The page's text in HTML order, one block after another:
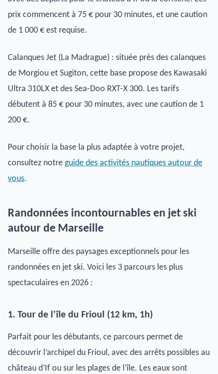
prix commencent à 75 € pour 30 minutes, et une caution
de 1 000 € est requise.
Calanques Jet (La Madrague) : située près des calanques
de Morgiou et Sugiton, cette base propose des Kawasaki
Ultra 310LX et des Sea-Doo RXT-X 300. Les tarifs
débutent à 85 € pour 30 minutes, avec une caution de 1
200 €.
Pour choisir la base la plus adaptée à votre projet,
consultez notre guide des activités nautiques autour de
vous.
Randonnées incontournables en jet ski
autour de Marseille
Marseille offre des paysages exceptionnels pour les
randonnées en jet ski. Voici les 3 parcours les plus
spectaculaires en 2026 :
1. Tour de l’île du Frioul (12 km, 1h)
Parfait pour les débutants, ce parcours permet de
découvrir l’archipel du Frioul, avec des arrêts possibles au
château d’If ou sur les plages de l’île. Les eaux sont